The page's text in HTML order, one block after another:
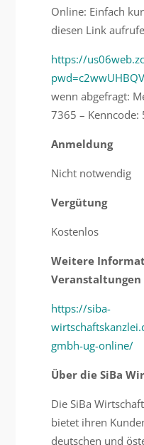
Online: Einfach
diesen Link
https://
wenn abgefragt:
7365 – Kenncode:
Anmeldung
Nicht notwendig
Vergütung
Kostenlos
Weitere
Veranstaltungen
https://siba-
gmbh-ug-online/
Über die SiBa
Die SiBa
bietet ihren
deutschen und